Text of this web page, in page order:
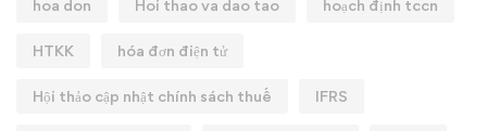
hoa don Hoi thao va dao tao hoạch định tccn
HTKK hóa đơn điện tử
Hội thảo cập nhật chính sách thuế IFRS